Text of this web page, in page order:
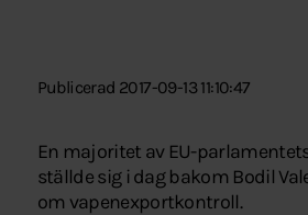
Publicerad 2017-09-13 11:10:47
En majoritet av EU-
ställde sig i dag bakom Bodil
om vapenexportkontroll.